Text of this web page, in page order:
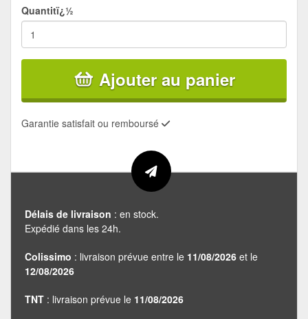
Quantitï¿½
Ajouter au panier
Garantie satisfait ou remboursé
Délais de livraison : en stock.
Expédié dans les 24h.
Colissimo : livraison prévue entre le 11/08/2026 et le
12/08/2026
TNT : livraison prévue le 11/08/2026